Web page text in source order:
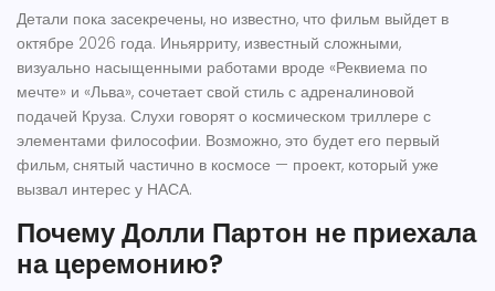
Детали пока засекречены, но известно, что фильм выйдет в
октябре 2026 года. Иньярриту, известный сложными,
визуально насыщенными работами вроде «Реквиема по
мечте» и «Льва», сочетает свой стиль с адреналиновой
подачей Круза. Слухи говорят о космическом триллере с
элементами философии. Возможно, это будет его первый
фильм, снятый частично в космосе — проект, который уже
вызвал интерес у НАСА.
Почему Долли Партон не приехала
на церемонию?